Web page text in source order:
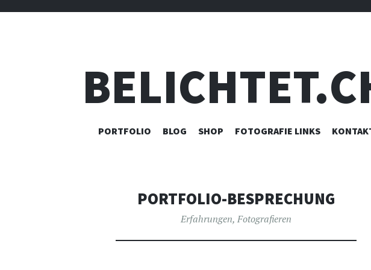
ZUM
PORTFOLIO BLOG SHOP FOTOGRAFIE LINKS
PORTFOLIO-BESPRECHUNG
Erfahrungen, Fotografieren